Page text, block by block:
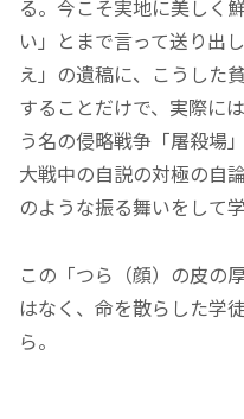
る。今こそ実地に美しく
い」とまで言って送り出
え」の遺稿に、こうした
することだけで、実際に
う名の侵略戦争「屠殺場
大戦中の自説の対極の自
のような振る舞いをして
この「つら（顔）の皮の
はなく、命を散らした学
ら。